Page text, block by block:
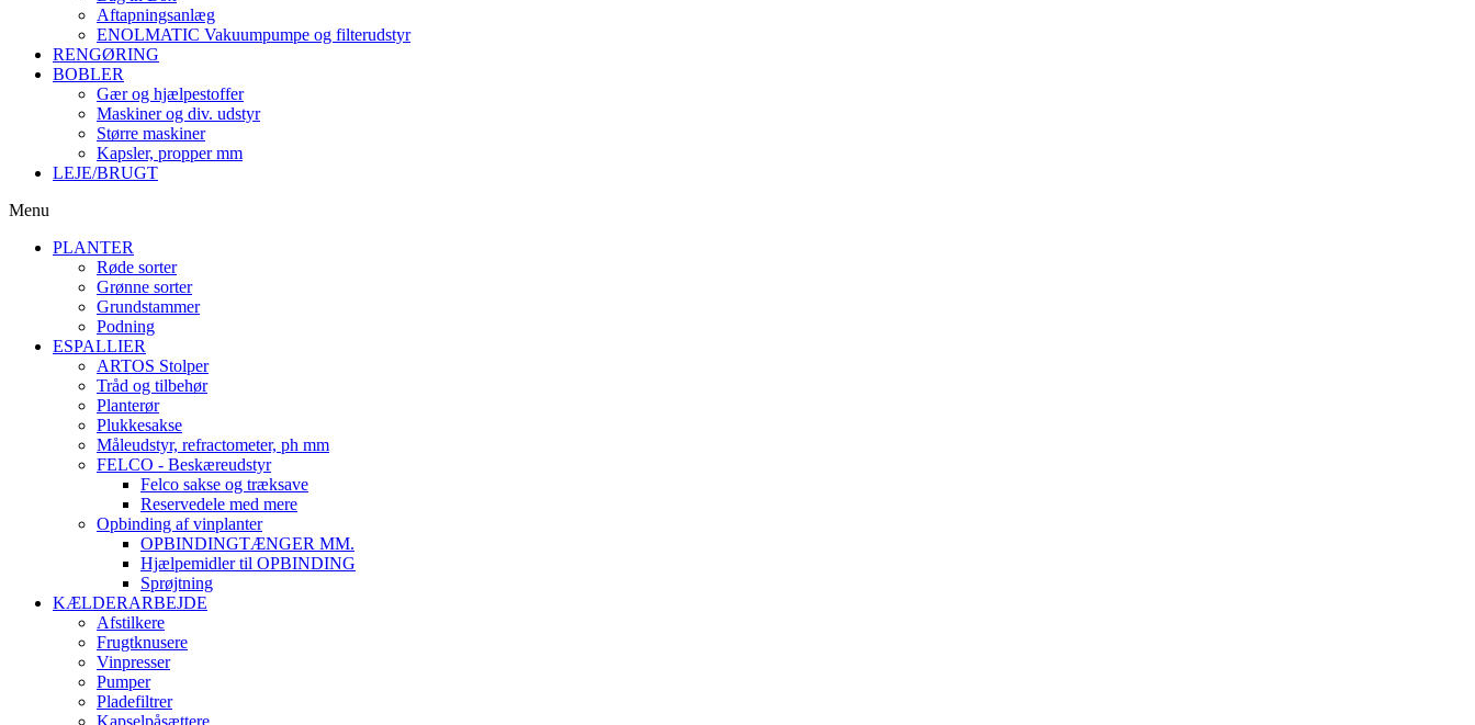
Aftapningsanlæg
ENOLMATIC Vakuumpumpe og filterudstyr
RENGØRING
BOBLER
Gær og hjælpestoffer
Maskiner og div. udstyr
Større maskiner
Kapsler, propper mm
LEJE/BRUGT
Menu
PLANTER
Røde sorter
Grønne sorter
Grundstammer
Podning
ESPALLIER
ARTOS Stolper
Tråd og tilbehør
Planterør
Plukkesakse
Måleudstyr, refractometer, ph mm
FELCO - Beskæreudstyr
Felco sakse og træksave
Reservedele med mere
Opbinding af vinplanter
OPBINDINGTÆNGER MM.
Hjælpemidler til OPBINDING
Sprøjtning
KÆLDERARBEJDE
Afstilkere
Frugtknusere
Vinpresser
Pumper
Pladefiltrer
Kapselpåsættere